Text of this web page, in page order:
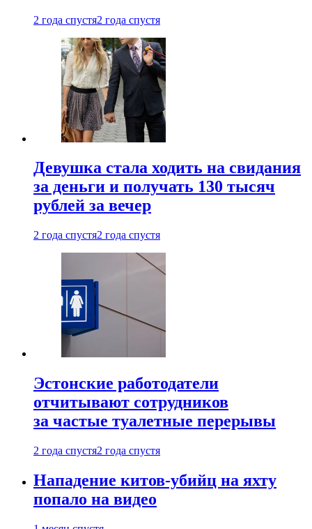
2 года спустя2 года спустя
Девушка стала ходить на свидания
за деньги и получать 130 тысяч
рублей за вечер
2 года спустя2 года спустя
Эстонские работодатели
отчитывают сотрудников
за частые туалетные перерывы
2 года спустя2 года спустя
Нападение китов-убийц на яхту
попало на видео